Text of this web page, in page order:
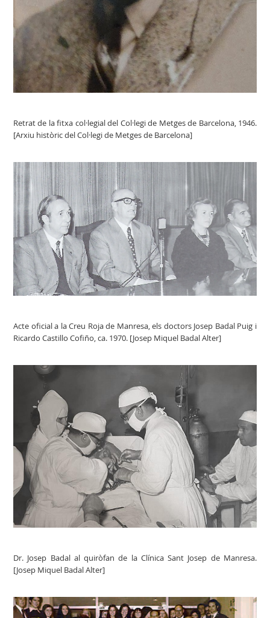
Retrat de la fitxa col·legial del Col·legi de Metges de Barcelona, 1946.
[Arxiu històric del Col·legi de Metges de Barcelona]
Acte oficial a la Creu Roja de Manresa, els doctors Josep Badal Puig i
Ricardo Castillo Cofiño, ca. 1970. [Josep Miquel Badal Alter]
Dr. Josep Badal al quiròfan de la Clínica Sant Josep de Manresa.
[Josep Miquel Badal Alter]